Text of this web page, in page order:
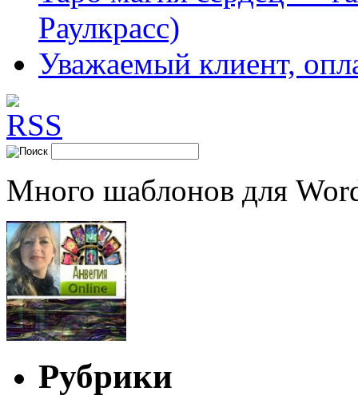
Раулкрасс)
Уважаемый клиент,
Много шаблонов для
Рубрики